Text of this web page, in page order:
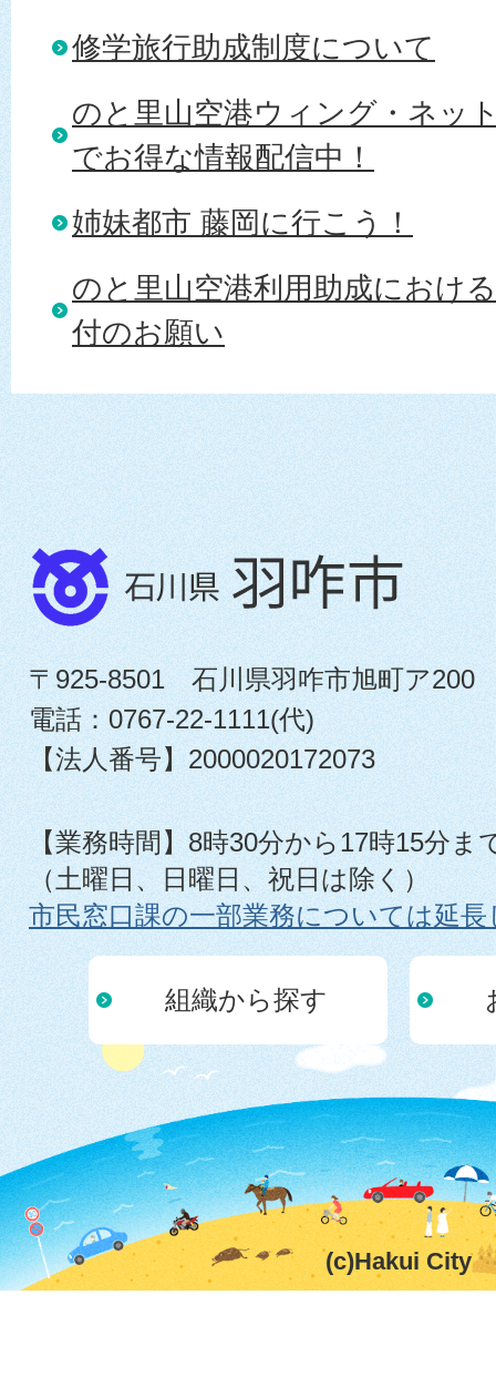
修学旅行助成制度について
のと里山空港ウィング・ネッ
でお得な情報配信中！
姉妹都市 藤岡に行こう！
のと里山空港利用助成におけ
付のお願い
〒925-8501 石川県羽咋市旭町ア200
電話：0767-22-1111(代)
【法人番号】2000020172073
【業務時間】8時30分から17時15分ま
（土曜日、日曜日、祝日は除く）
市民窓口課の一部業務については延
組織から探す
(c)Hakui City